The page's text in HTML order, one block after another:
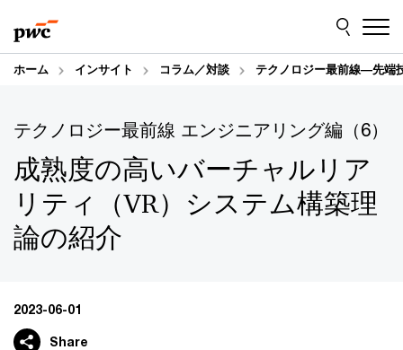
to
content
to
footer
ホーム インサイト コラム／対談 テクノロジー最前線―先端
テクノロジー最前線 エンジニアリング編（6）
成熟度の高いバーチャルリア
リティ（VR）システム構築理
論の紹介
2023-06-01
Share